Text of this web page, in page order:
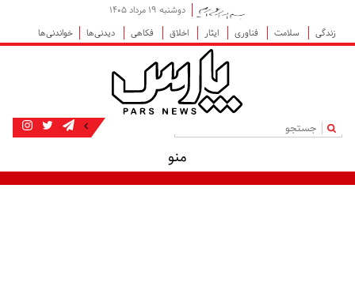
دوشنبه ۱۹ مرداد ۱۴۰۵
زندگی
سلامت فناوری ایثار اخلاق فکاهی دیدنی‌ها خواندنی‌ها
|
منو